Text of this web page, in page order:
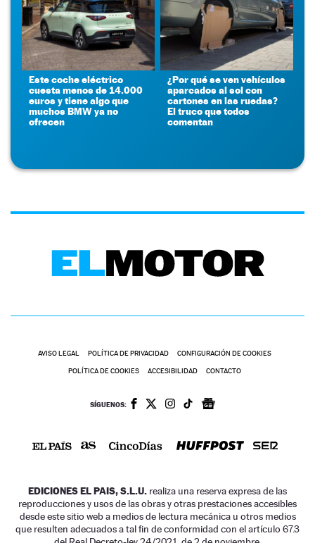
Este coche eléctrico
cuesta menos de 14.000
euros y tiene algo que
muchos BMW ya no
ofrecen
¿Por qué se ven vehículos
aparcados al sol con
cartones en las ruedas?
El truco que todos
comentan
AVISO LEGAL POLÍTICA DE PRIVACIDAD CONFIGURACIÓN DE COOKIES
POLÍTICA DE COOKIES ACCESIBILIDAD CONTACTO
SÍGUENOS:
EDICIONES EL PAIS, S.L.U. realiza una reserva expresa de las
reproducciones y usos de las obras y otras prestaciones accesibles
desde este sitio web a medios de lectura mecánica u otros medios
que resulten adecuados a tal fin de conformidad con el artículo 67.3